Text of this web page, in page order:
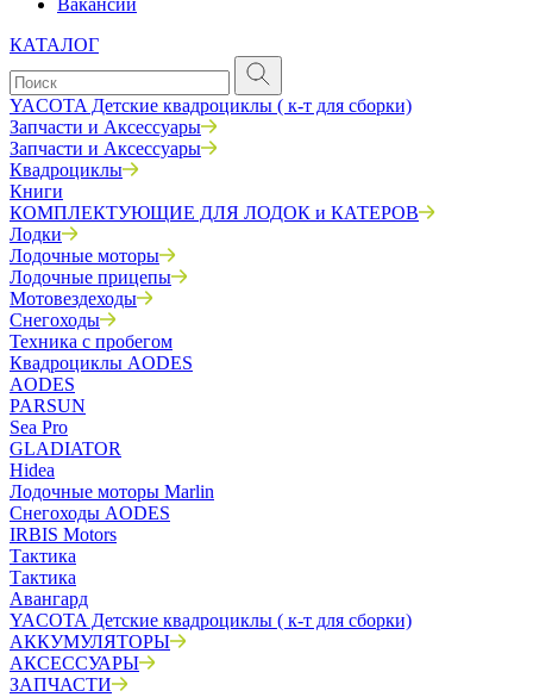
Вакансии
КАТАЛОГ
YACOTA Детские квадроциклы ( к-т для сборки)
Запчасти и Аксессуары
Запчасти и Аксессуары
Квадроциклы
Книги
КОМПЛЕКТУЮЩИЕ ДЛЯ ЛОДОК и КАТЕРОВ
Лодки
Лодочные моторы
Лодочные прицепы
Мотовездеходы
Снегоходы
Техника с пробегом
Квадроциклы AODES
AODES
PARSUN
Sea Pro
GLADIATOR
Hidea
Лодочные моторы Marlin
Снегоходы AODES
IRBIS Motors
Тактика
Тактика
Авангард
YACOTA Детские квадроциклы ( к-т для сборки)
АККУМУЛЯТОРЫ
АКСЕССУАРЫ
ЗАПЧАСТИ